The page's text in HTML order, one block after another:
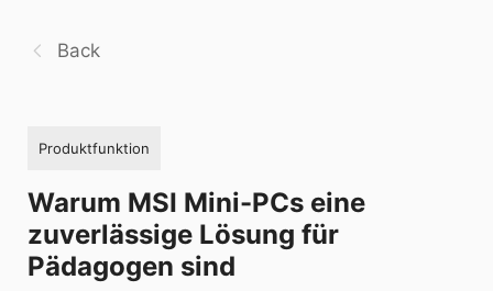
Back
Produktfunktion
Warum MSI Mini-PCs eine
zuverlässige Lösung für
Pädagogen sind